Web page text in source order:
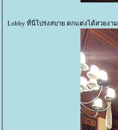
Lobby ที่นี่โปร่งสบาย ตกแต่งได้สวยงา